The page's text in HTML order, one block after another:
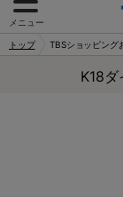
メニュー
トップ TBSショッピング
K18